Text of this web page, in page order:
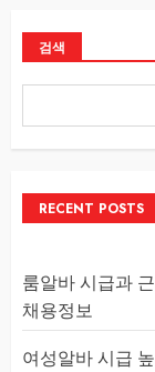
검색
RECENT POSTS
룸알바 시급과
채용정보
여성알바 시급